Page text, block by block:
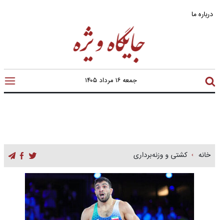
درباره ما
جمعه ۱۶ مرداد ۱۴۰۵
خانه کشتی و وزنه‌برداری